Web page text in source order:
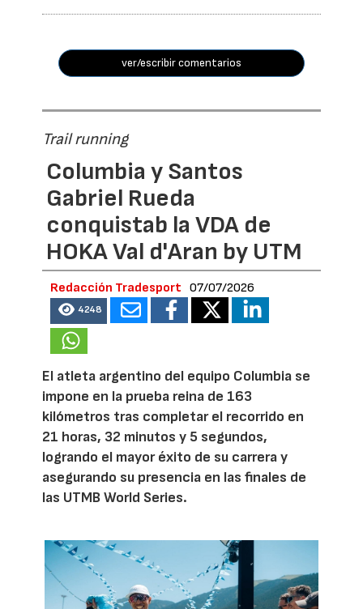
ver/escribir comentarios
Trail running
Columbia y Santos
Gabriel Rueda
conquistab la VDA de
HOKA Val d'Aran by UTM
Redacción Tradesport 07/07/2026
4248
El atleta argentino del equipo Columbia se
impone en la prueba reina de 163
kilómetros tras completar el recorrido en
21 horas, 32 minutos y 5 segundos,
logrando el mayor éxito de su carrera y
asegurando su presencia en las finales de
las UTMB World Series.